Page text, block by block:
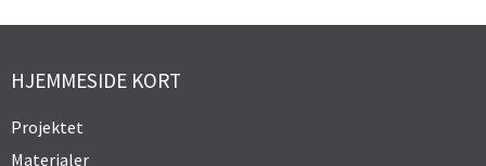
HJEMMESIDE KORT
Projektet
Materialer